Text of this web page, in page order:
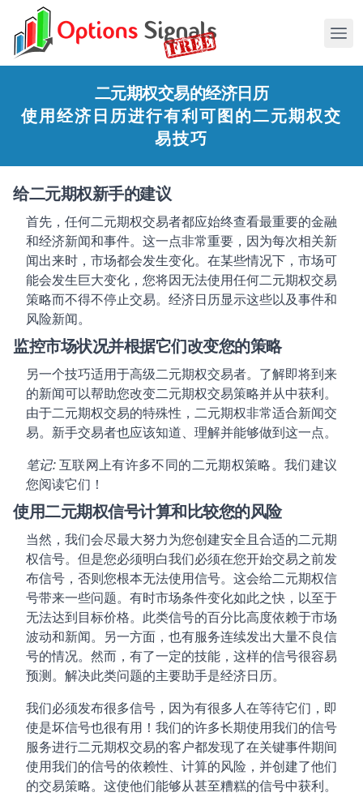
二元期权交易的经济日历
使用经济日历进行有利可图的二元期权交
易技巧
给二元期权新手的建议
首先，任何二元期权交易者都应始终查看最重要的金融
和经济新闻和事件。这一点非常重要，因为每次相关新
闻出来时，市场都会发生变化。在某些情况下，市场可
能会发生巨大变化，您将因无法使用任何二元期权交易
策略而不得不停止交易。经济日历显示这些以及事件和
风险新闻。
监控市场状况并根据它们改变您的策略
另一个技巧适用于高级二元期权交易者。了解即将到来
的新闻可以帮助您改变二元期权交易策略并从中获利。
由于二元期权交易的特殊性，二元期权非常适合新闻交
易。新手交易者也应该知道、理解并能够做到这一点。
笔记:互联网上有许多不同的二元期权策略。我们建议
您阅读它们！
使用二元期权信号计算和比较您的风险
当然，我们会尽最大努力为您创建安全且合适的二元期
权信号。但是您必须明白我们必须在您开始交易之前发
布信号，否则您根本无法使用信号。这会给二元期权信
号带来一些问题。有时市场条件变化如此之快，以至于
无法达到目标价格。此类信号的百分比高度依赖于市场
波动和新闻。另一方面，也有服务连续发出大量不良信
号的情况。然而，有了一定的技能，这样的信号很容易
预测。解决此类问题的主要助手是经济日历。
我们必须发布很多信号，因为有很多人在等待它们，即
使是坏信号也很有用！我们的许多长期使用我们的信号
服务进行二元期权交易的客户都发现了在关键事件期间
使用我们的信号的依赖性、计算的风险，并创建了他们
的交易策略。这使他们能够从甚至糟糕的信号中获利。